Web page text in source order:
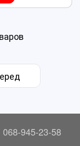
068-945-23-58